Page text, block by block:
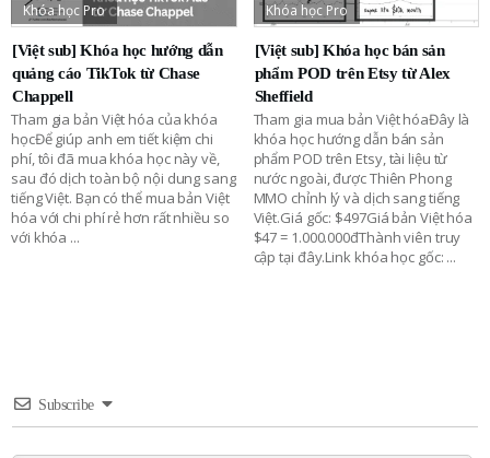
Khóa học Pro
[Việt sub] Khóa học hướng dẫn
quảng cáo TikTok từ Chase
Chappell
Tham gia bản Việt hóa của khóa
họcĐể giúp anh em tiết kiệm chi
phí, tôi đã mua khóa học này về,
sau đó dịch toàn bộ nội dung sang
tiếng Việt. Bạn có thể mua bản Việt
hóa với chi phí rẻ hơn rất nhiều so
với khóa ...
Khóa học Pro
[Việt sub] Khóa học bán sản
phẩm POD trên Etsy từ Alex
Sheffield
Tham gia mua bản Việt hóaĐây là
khóa học hướng dẫn bán sản
phẩm POD trên Etsy, tài liệu từ
nước ngoài, được Thiên Phong
MMO chỉnh lý và dịch sang tiếng
Việt.Giá gốc: $497Giá bản Việt hóa
$47 = 1.000.000đThành viên truy
cập tại đây.Link khóa học gốc: ...
Subscribe